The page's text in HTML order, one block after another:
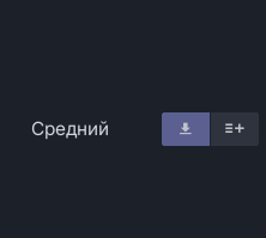
Средний